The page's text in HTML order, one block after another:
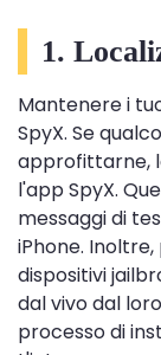
1.
Mantenere i
SpyX. Se
approfittarne,
l'app SpyX.
messaggi di
iPhone.
dispositivi
dal vivo dal
processo di